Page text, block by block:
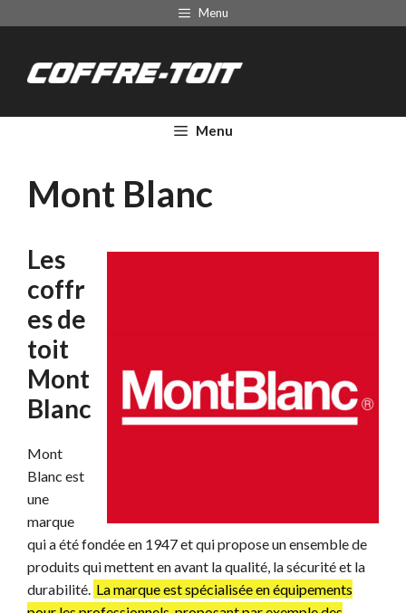
Menu
Menu
Mont Blanc
Les
coffr
es de
toit
Mont
Blanc
Mont
Blanc est
une
marque
qui a été fondée en 1947 et qui propose un ensemble de
produits qui mettent en avant la qualité, la sécurité et la
durabilité. La marque est spécialisée en équipements